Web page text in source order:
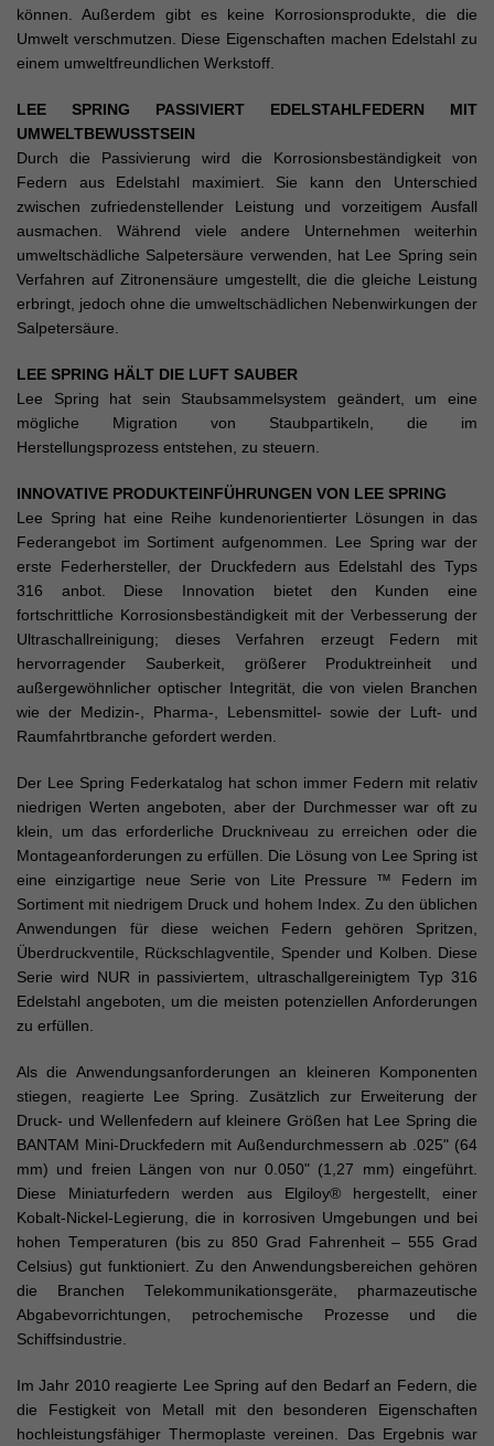
können. Außerdem gibt es keine Korrosionsprodukte, die die
Umwelt verschmutzen. Diese Eigenschaften machen Edelstahl zu
einem umweltfreundlichen Werkstoff.
LEE SPRING PASSIVIERT EDELSTAHLFEDERN MIT
UMWELTBEWUSSTSEIN
Durch die Passivierung wird die Korrosionsbeständigkeit von
Federn aus Edelstahl maximiert. Sie kann den Unterschied
zwischen zufriedenstellender Leistung und vorzeitigem Ausfall
ausmachen. Während viele andere Unternehmen weiterhin
umweltschädliche Salpetersäure verwenden, hat Lee Spring sein
Verfahren auf Zitronensäure umgestellt, die die gleiche Leistung
erbringt, jedoch ohne die umweltschädlichen Nebenwirkungen der
Salpetersäure.
LEE SPRING HÄLT DIE LUFT SAUBER
Lee Spring hat sein Staubsammelsystem geändert, um eine
mögliche Migration von Staubpartikeln, die im
Herstellungsprozess entstehen, zu steuern.
INNOVATIVE PRODUKTEINFÜHRUNGEN VON LEE SPRING
Lee Spring hat eine Reihe kundenorientierter Lösungen in das
Federangebot im Sortiment aufgenommen. Lee Spring war der
erste Federhersteller, der Druckfedern aus Edelstahl des Typs
316 anbot. Diese Innovation bietet den Kunden eine
fortschrittliche Korrosionsbeständigkeit mit der Verbesserung der
Ultraschallreinigung; dieses Verfahren erzeugt Federn mit
hervorragender Sauberkeit, größerer Produktreinheit und
außergewöhnlicher optischer Integrität, die von vielen Branchen
wie der Medizin-, Pharma-, Lebensmittel- sowie der Luft- und
Raumfahrtbranche gefordert werden.
Der Lee Spring Federkatalog hat schon immer Federn mit relativ
niedrigen Werten angeboten, aber der Durchmesser war oft zu
klein, um das erforderliche Druckniveau zu erreichen oder die
Montageanforderungen zu erfüllen. Die Lösung von Lee Spring ist
eine einzigartige neue Serie von Lite Pressure ™ Federn im
Sortiment mit niedrigem Druck und hohem Index. Zu den üblichen
Anwendungen für diese weichen Federn gehören Spritzen,
Überdruckventile, Rückschlagventile, Spender und Kolben. Diese
Serie wird NUR in passiviertem, ultraschallgereinigtem Typ 316
Edelstahl angeboten, um die meisten potenziellen Anforderungen
zu erfüllen.
Als die Anwendungsanforderungen an kleineren Komponenten
stiegen, reagierte Lee Spring. Zusätzlich zur Erweiterung der
Druck- und Wellenfedern auf kleinere Größen hat Lee Spring die
BANTAM Mini-Druckfedern mit Außendurchmessern ab .025" (64
mm) und freien Längen von nur 0.050" (1,27 mm) eingeführt.
Diese Miniaturfedern werden aus Elgiloy® hergestellt, einer
Kobalt-Nickel-Legierung, die in korrosiven Umgebungen und bei
hohen Temperaturen (bis zu 850 Grad Fahrenheit – 555 Grad
Celsius) gut funktioniert. Zu den Anwendungsbereichen gehören
die Branchen Telekommunikationsgeräte, pharmazeutische
Abgabevorrichtungen, petrochemische Prozesse und die
Schiffsindustrie.
Im Jahr 2010 reagierte Lee Spring auf den Bedarf an Federn, die
die Festigkeit von Metall mit den besonderen Eigenschaften
hochleistungsfähiger Thermoplaste vereinen. Das Ergebnis war